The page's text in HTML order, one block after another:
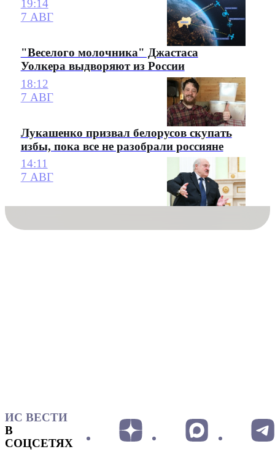
19:14
7 АВГ
"Веселого молочника" Джастаса
Уолкера выдворяют из России
18:12
7 АВГ
Лукашенко призвал белорусов скупать
избы, пока все не разобрали россияне
14:11
7 АВГ
ИС ВЕСТИ
В
СОЦСЕТЯХ